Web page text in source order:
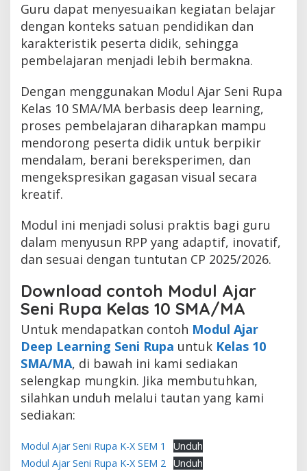
Guru dapat menyesuaikan kegiatan belajar
dengan konteks satuan pendidikan dan
karakteristik peserta didik, sehingga
pembelajaran menjadi lebih bermakna.
Dengan menggunakan Modul Ajar Seni Rupa
Kelas 10 SMA/MA berbasis deep learning,
proses pembelajaran diharapkan mampu
mendorong peserta didik untuk berpikir
mendalam, berani bereksperimen, dan
mengekspresikan gagasan visual secara
kreatif.
Modul ini menjadi solusi praktis bagi guru
dalam menyusun RPP yang adaptif, inovatif,
dan sesuai dengan tuntutan CP 2025/2026.
Download contoh Modul Ajar
Seni Rupa Kelas 10 SMA/MA
Untuk mendapatkan contoh Modul Ajar
Deep Learning Seni Rupa untuk Kelas 10
SMA/MA, di bawah ini kami sediakan
selengkap mungkin. Jika membutuhkan,
silahkan unduh melalui tautan yang kami
sediakan:
Modul Ajar Seni Rupa K-X SEM 1
Unduh
Modul Ajar Seni Rupa K-X SEM 2 Unduh